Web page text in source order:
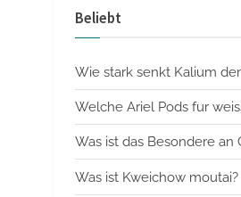
o
s
t
Beliebt
Wie stark senkt Kalium
Welche Ariel Pods fur
Was ist das Besondere an
Was ist Kweichow moutai?